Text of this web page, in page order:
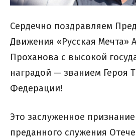
Сердечно поздравляем
Движения «Русская Мечта»
Проханова с высокой
наградой — званием Героя
Федерации!
Это заслуженное
преданного служения